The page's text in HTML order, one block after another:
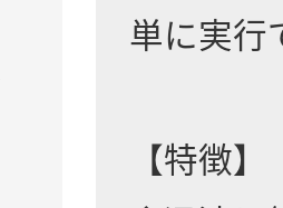
単に実行
【特徴】